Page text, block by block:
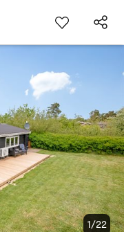
1/22